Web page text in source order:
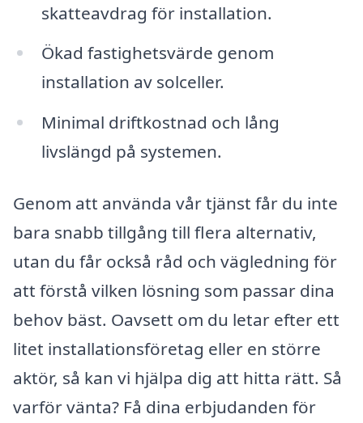
skatteavdrag för installation.
Ökad fastighetsvärde genom
installation av solceller.
Minimal driftkostnad och lång
livslängd på systemen.
Genom att använda vår tjänst får du inte
bara snabb tillgång till flera alternativ,
utan du får också råd och vägledning för
att förstå vilken lösning som passar dina
behov bäst. Oavsett om du letar efter ett
litet installationsföretag eller en större
aktör, så kan vi hjälpa dig att hitta rätt. Så
varför vänta? Få dina erbjudanden för